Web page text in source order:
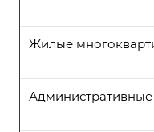
Жилые
Административные